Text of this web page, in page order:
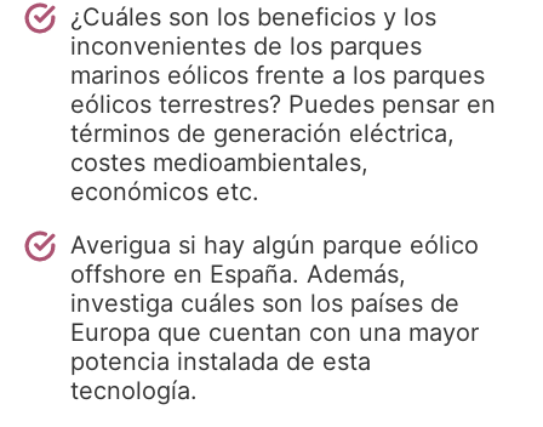
¿Cuáles son los beneficios y los
inconvenientes de los parques
marinos eólicos frente a los parques
eólicos terrestres? Puedes pensar en
términos de generación eléctrica,
costes medioambientales,
económicos etc.
Averigua si hay algún parque eólico
offshore en España. Además,
investiga cuáles son los países de
Europa que cuentan con una mayor
potencia instalada de esta
tecnología.